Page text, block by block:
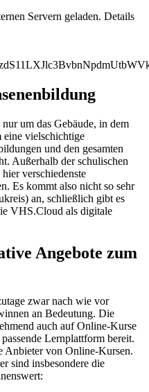
Servern geladen. Details
um das Gebäude, in dem
vielschichtige
und den gesamten
Außerhalb der schulischen
verschiedenste
Es kommt also nicht so sehr
an, schließlich gibt es
VHS.Cloud als digitale
Angebote zum
zwar nach wie vor
an Bedeutung. Die
auch auf Online-Kurse
Lernplattform bereit.
Anbieter von Online-Kursen.
sind insbesondere die